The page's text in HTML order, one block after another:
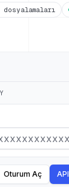
dosyalamaları
Oturum Aç